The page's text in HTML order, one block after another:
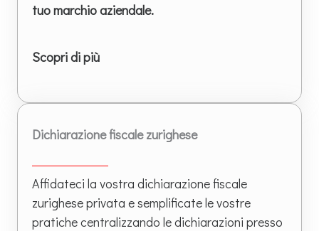
tuo marchio aziendale.
Scopri di più
Dichiarazione fiscale zurighese
Affidateci la vostra dichiarazione fiscale
zurighese privata e semplificate le vostre
pratiche centralizzando le dichiarazioni presso